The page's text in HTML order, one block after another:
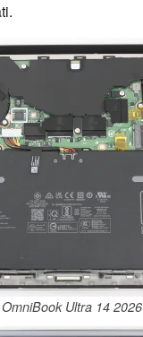
OmniBook Ultra 14 2026